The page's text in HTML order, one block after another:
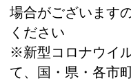
場合がございます
ください
※新型コロナウイ
て、国・県・各市